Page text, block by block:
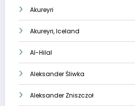
Akureyri
Akureyri, Iceland
Al-Hilal
Aleksander Śliwka
Aleksander Zniszczoł